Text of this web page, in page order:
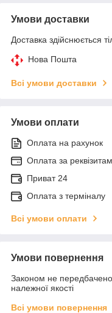
Умови доставки
Доставка здійснюється
Нова Пошта
Всі умови доставки
Умови оплати
Оплата на рахунок
Оплата за
Приват 24
Оплата з терміналу
Всі умови оплати
Умови повернення
Законом не
належної якості
Всі умови повернення